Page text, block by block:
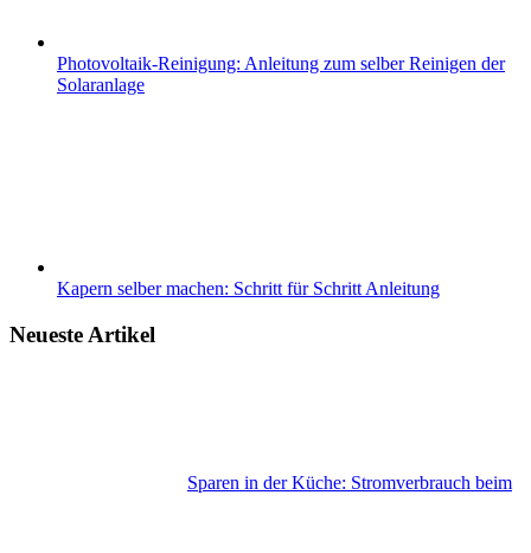
Photovoltaik-Reinigung: Anleitung zum selber Reinigen der
Solaranlage
Kapern selber machen: Schritt für Schritt Anleitung
Neueste Artikel
Sparen in der Küche: Stromverbrauch beim